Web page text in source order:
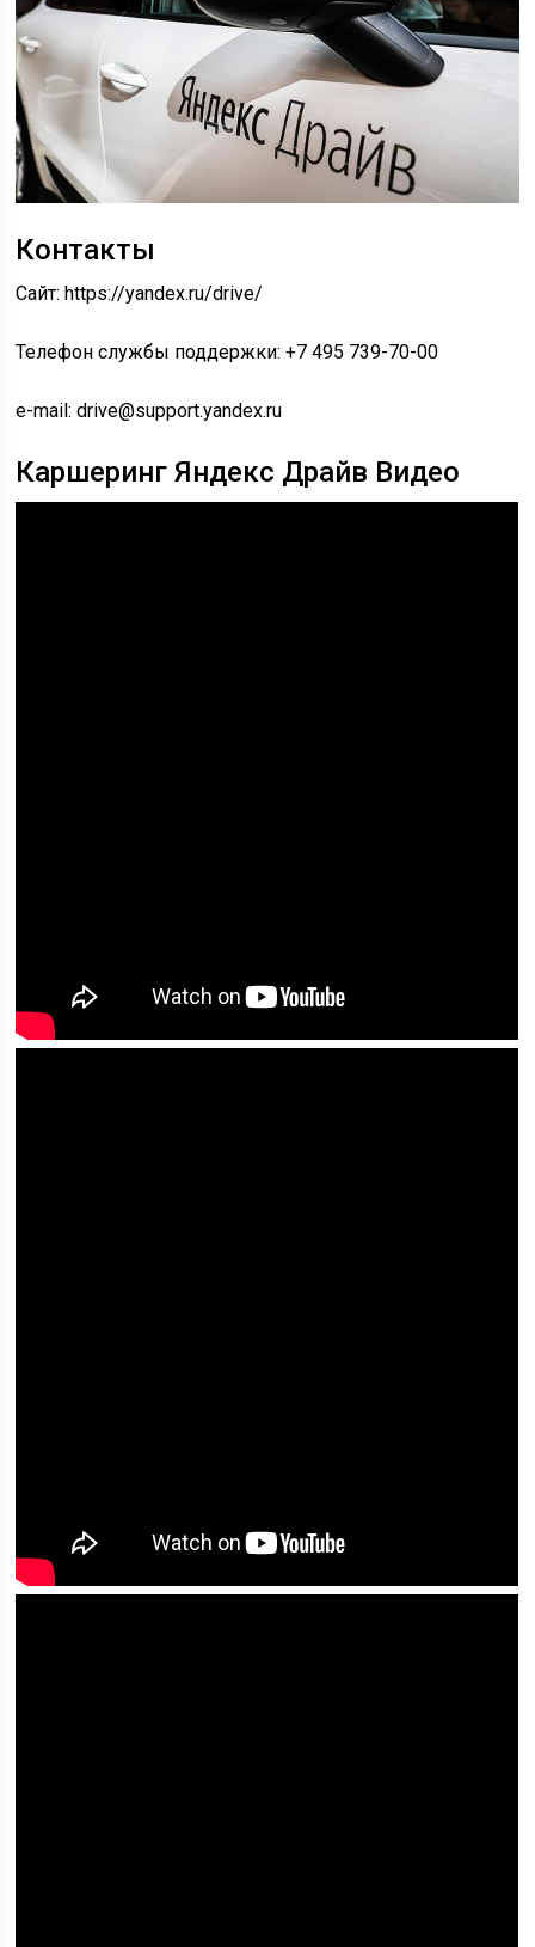
Контакты
Сайт: https://yandex.ru/drive/
Телефон службы поддержки: +7 495 739-70-00
e-mail: drive@support.yandex.ru
Каршеринг Яндекс Драйв Видео